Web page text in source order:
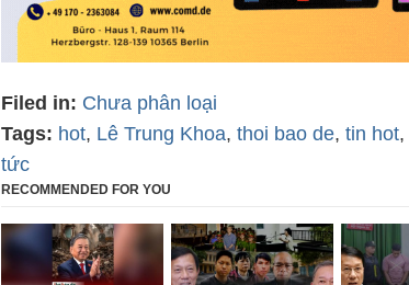
Filed in: Chưa phân loại
Tags: hot, Lê Trung Khoa, thoi bao de, tin hot,
tức
RECOMMENDED FOR YOU